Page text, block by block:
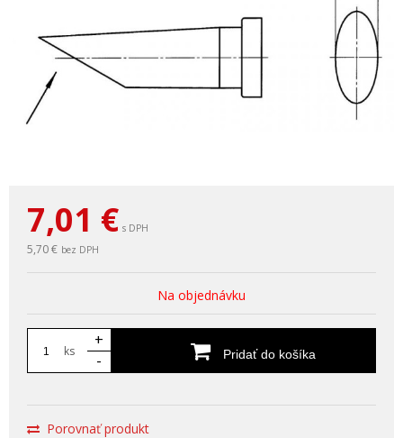
7,01 € s DPH
5,70 € bez DPH
Na objednávku
ks
+
-
Pridať do košíka
Porovnať produkt